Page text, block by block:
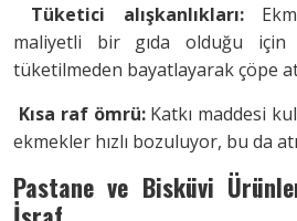
Tüketici alışkanlıkları:
maliyetli bir gıda olduğu için
tüketilmeden bayatlayarak çöpe
Kısa raf ömrü:Katkı maddesi
ekmekler hızlı bozuluyor, bu da
Pastane ve Bisküvi